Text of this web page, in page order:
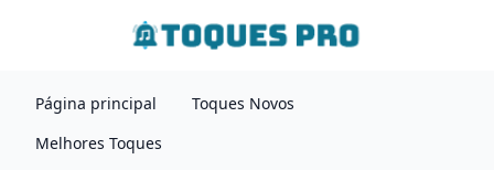
Página principal
Toques Novos
Melhores Toques